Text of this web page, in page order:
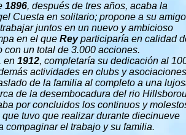
1896, después de tres años, acaba la
Cuesta en solitario; propone a su amigo
juntos en un nuevo y ambicioso
en el que Reyparticiparía en calidad
con un total de 3.000 acciones.
en 1912, completaría su dedicación al
actividades en clubs y
de la familia al completo a una
de la desembocadura del rio
por concluidos los continuos y
que tuvo que realizar durante diecinueve
compaginar el trabajo y su familia.